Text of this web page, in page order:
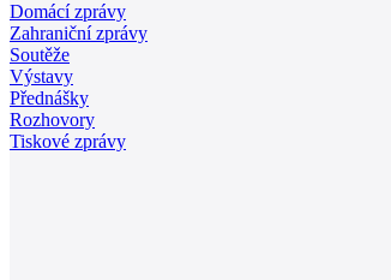
Domácí zprávy
Zahraniční zprávy
Soutěže
Výstavy
Přednášky
Rozhovory
Tiskové zprávy